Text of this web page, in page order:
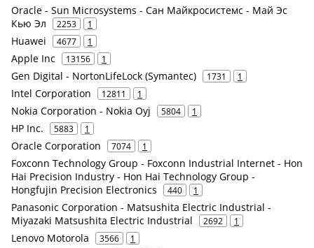
Oracle - Sun Microsystems - Сан Майкросистемс - Май Эс
Кью Эл
2253 1
Huawei 4677 1
Apple Inc 13156 1
Gen Digital - NortonLifeLock (Symantec) 1731 1
Intel Corporation 12811 1
Nokia Corporation - Nokia Oyj 5804 1
HP Inc. 5883 1
Oracle Corporation 7074 1
Foxconn Technology Group - Foxconn Industrial Internet - Hon
Hai Precision Industry - Hon Hai Technology Group -
Hongfujin Precision Electronics
440 1
Panasonic Corporation - Matsushita Electric Industrial -
Miyazaki Matsushita Electric Industrial
2692 1
Lenovo Motorola 3566 1